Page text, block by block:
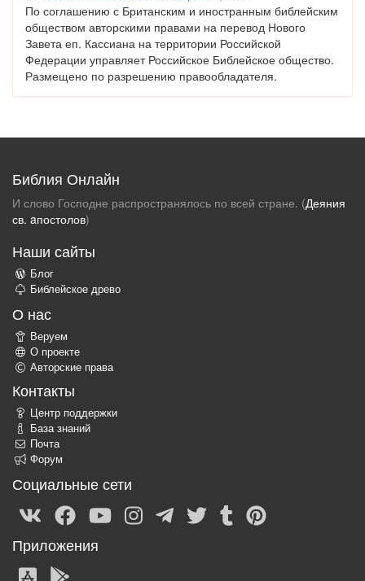
По соглашению с Британским и иностранным библейским
обществом авторскими правами на перевод Нового
Завета еп. Кассиана на территории Российской
Федерации управляет Российское Библейское общество.
Размещено по разрешению правообладателя.
Библия Онлайн
И слово Господне распространялось по всей стране. (Деяния
св. aпостолов)
Наши сайты
Блог
Библейское древо
О нас
Веруем
О проекте
Авторские права
Контакты
Центр поддержки
База знаний
Почта
Форум
Социальные сети
Приложения